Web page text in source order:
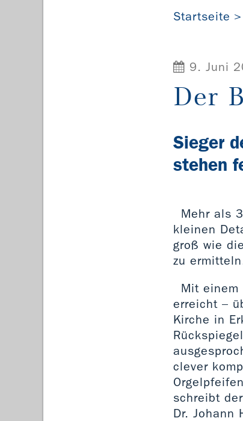
Startseite
9. Juni
Der
Sieger
stehen
Mehr als
kleinen
groß wie
zu
Mit einem
erreicht –
Kirche in
clever
schreibt
Dr. Johann